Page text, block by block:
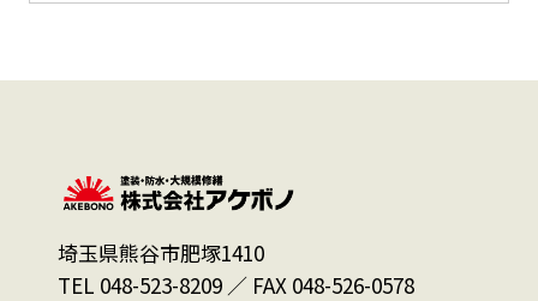
埼玉県熊谷市肥塚1410
TEL 048-523-8209 ／ FAX 048-526-0578